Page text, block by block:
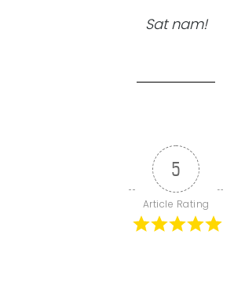
Sat nam!
5
Article Rating